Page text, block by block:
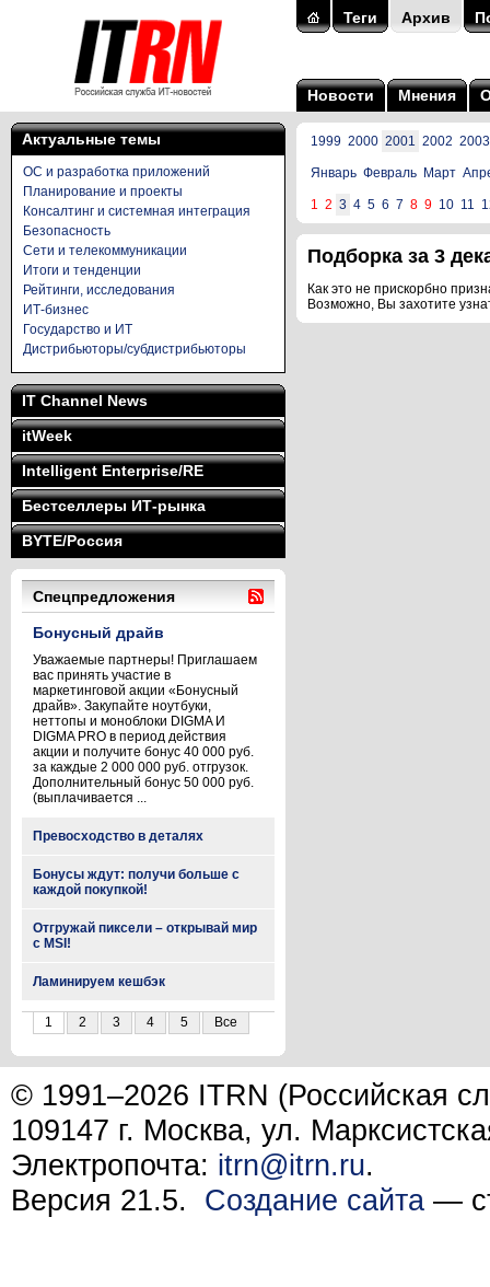
Теги Архив
Новости Мнения
Актуальные темы
ОС и разработка приложений
Планирование и проекты
Консалтинг и системная интеграция
Безопасность
Сети и телекоммуникации
Итоги и тенденции
Рейтинги, исследования
ИТ-бизнес
Государство и ИТ
Дистрибьюторы/субдистрибьюторы
IT Channel News
itWeek
Intelligent Enterprise/RE
Бестселлеры ИТ-рынка
BYTE/Россия
Спецпредложения
Бонусный драйв
Уважаемые партнеры! Приглашаем
вас принять участие в
маркетинговой акции «Бонусный
драйв». Закупайте ноутбуки,
неттопы и моноблоки DIGMA И
DIGMA PRO в период действия
акции и получите бонус 40 000 руб.
за каждые 2 000 000 руб. отгрузок.
Дополнительный бонус 50 000 руб.
(выплачивается ...
Превосходство в деталях
Бонусы ждут: получи больше с
каждой покупкой!
Отгружай пиксели – открывай мир
с MSI!
Ламинируем кешбэк
1 2 3 4 5 Все
1999 2000 2001 2002 2003
Январь Февраль Март
1 2 3 4 5 6 7 8 9 10 11
Подборка за 3
Как это не прискорбно
Возможно, Вы захотите
© 1991–2026 ITRN (Российская
109147 г. Москва, ул.
Электропочта: itrn@itrn.ru.
Версия 21.5. Создание сайта —